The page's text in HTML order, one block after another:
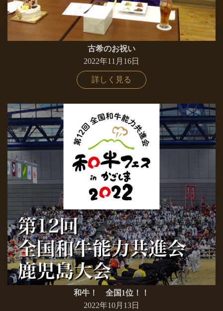
古希のお祝い
2022年11月16日
詳しく見る
和牛！ 全国1位！！
2022年10月13日